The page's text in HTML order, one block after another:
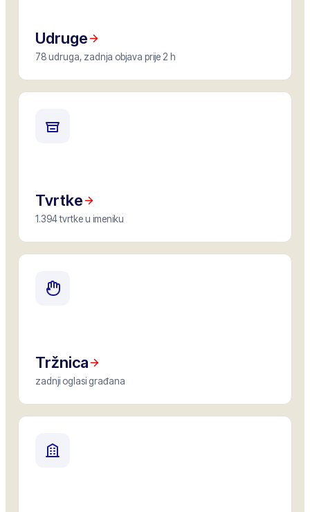
Udruge
78 udruga, zadnja objava prije 2 h
Tvrtke
1.394 tvrtke u imeniku
Tržnica
zadnji oglasi građana